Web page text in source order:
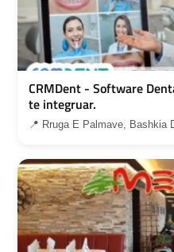
CRMDent - Software
te integruar.
📍 Rruga E Palmave, Bashkia